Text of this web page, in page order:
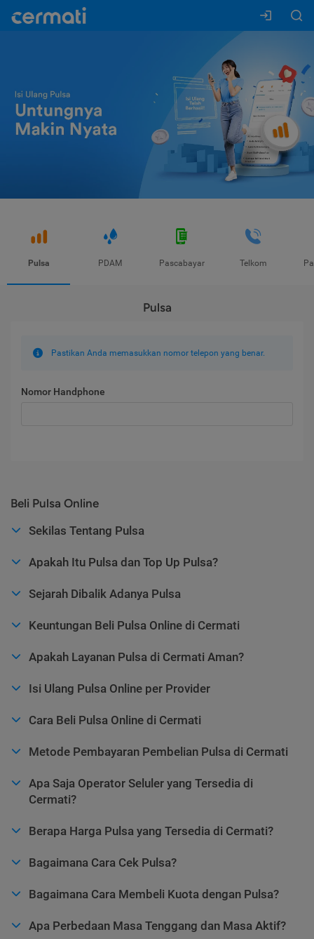
Pulsa PDAM Pascabayar Telkom
Pulsa
Pastikan Anda memasukkan nomor telepon yang benar.
Nomor Handphone
Beli Pulsa Online
Sekilas Tentang Pulsa
Apakah Itu Pulsa dan Top Up Pulsa?
Sejarah Dibalik Adanya Pulsa
Keuntungan Beli Pulsa Online di Cermati
Apakah Layanan Pulsa di Cermati Aman?
Isi Ulang Pulsa Online per Provider
Cara Beli Pulsa Online di Cermati
Metode Pembayaran Pembelian Pulsa di Cermati
Apa Saja Operator Seluler yang Tersedia di
Cermati?
Berapa Harga Pulsa yang Tersedia di Cermati?
Bagaimana Cara Cek Pulsa?
Bagaimana Cara Membeli Kuota dengan Pulsa?
Apa Perbedaan Masa Tenggang dan Masa Aktif?